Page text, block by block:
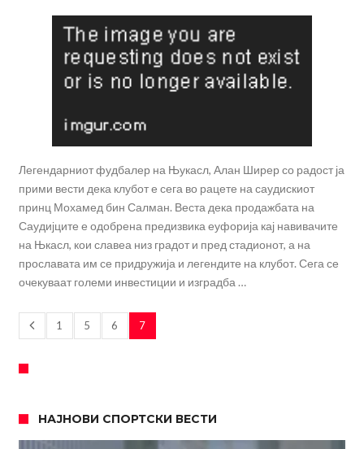
Легендарниот фудбалер на Њукасл, Алан Ширер со радост ја
прими вести дека клубот е сега во рацете на саудискиот
принц Мохамед бин Салман. Веста дека продажбата на
Саудијците е одобрена предизвика еуфорија кај навивачите
на Њкасл, кои славеа низ градот и пред стадионот, а на
прославата им се придружија и легендите на клубот. Сега се
очекуваат големи инвестиции и изградба …
1 5 6 7
НАЈНОВИ СПОРТСКИ ВЕСТИ